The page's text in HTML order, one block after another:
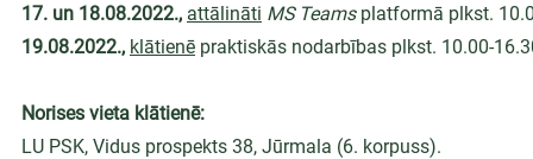
17. un 18.08.2022., attālināti MS Teams platformā plkst.
19.08.2022., klātienē praktiskās nodarbības plkst. 10.00-
Norises vieta klātienē:
LU PSK, Vidus prospekts 38, Jūrmala (6. korpuss).